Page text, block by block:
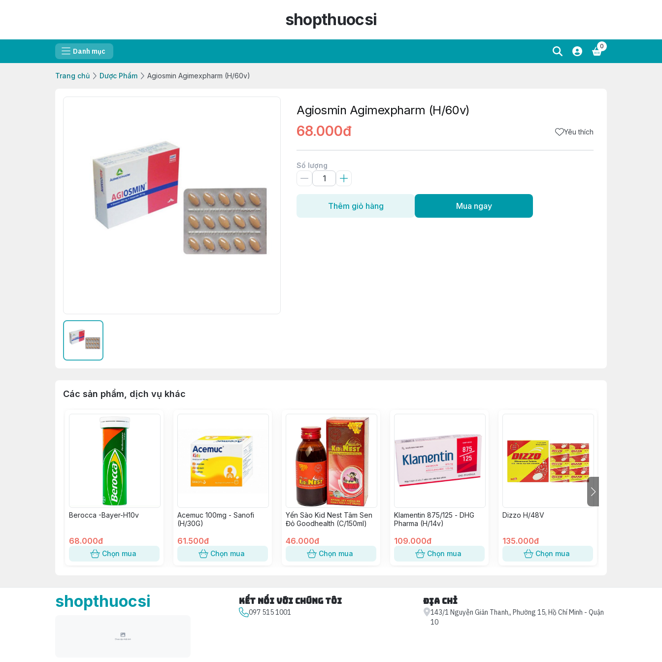
shopthuocsi
Danh mục
0
Trang chủ Dược Phẩm Agiosmin Agimexpharm (H/60v)
Agiosmin Agimexpharm (H/60v)
68.000đ Yêu thích
Số lượng
Thêm giỏ hàng Mua ngay
Các sản phẩm, dịch vụ khác
Berocca -Bayer-H10v
68.000đ
Chọn mua
Acemuc 100mg - Sanofi
(H/30G)
61.500đ
Chọn mua
Yến Sào Kid Nest Tâm Sen
Đỏ Goodhealth (C/150ml)
46.000đ
Chọn mua
Klamentin 875/125 - DHG
Pharma (H/14v)
109.000đ
Chọn mua
Dizzo H/48V
135.000đ
Chọn mua
shopthuocsi Kết nối với chúng tôi
097 515 1001
Địa chỉ
143/1 Nguyễn Giản Thanh,, Phường 15, Hồ Chí Minh - Quận
10